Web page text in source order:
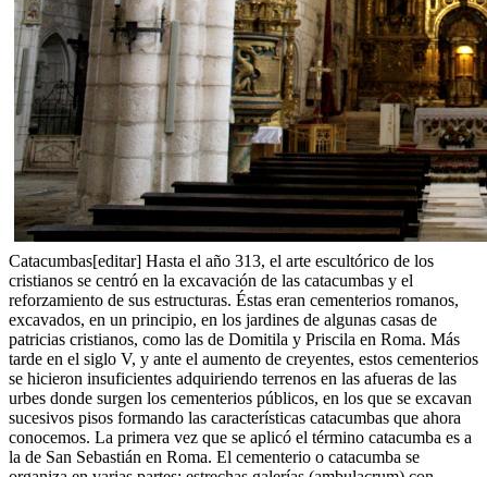
Catacumbas[editar] Hasta el año 313, el arte escultórico de los
cristianos se centró en la excavación de las catacumbas y el
reforzamiento de sus estructuras. Éstas eran cementerios romanos,
excavados, en un principio, en los jardines de algunas casas de
patricias cristianos, como las de Domitila y Priscila en Roma. Más
tarde en el siglo V, y ante el aumento de creyentes, estos cementerios
se hicieron insuficientes adquiriendo terrenos en las afueras de las
urbes donde surgen los cementerios públicos, en los que se excavan
sucesivos pisos formando las características catacumbas que ahora
conocemos. La primera vez que se aplicó el término catacumba es a
la de San Sebastián en Roma. El cementerio o catacumba se